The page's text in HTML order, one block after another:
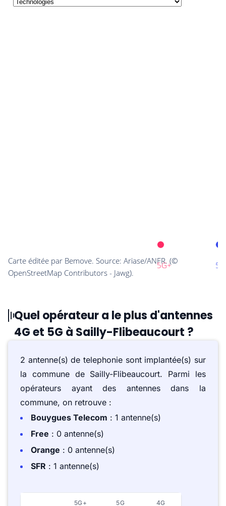
Quel opérateur a le plus d'antennes
4G et 5G à Sailly-Flibeaucourt ?
2 antenne(s) de telephonie sont implantée(s) sur
la commune de Sailly-Flibeaucourt. Parmi les
opérateurs ayant des antennes dans la
commune, on retrouve :
Bouygues Telecom : 1 antenne(s)
Free : 0 antenne(s)
Orange : 0 antenne(s)
SFR : 1 antenne(s)
5G+ 5G 4G